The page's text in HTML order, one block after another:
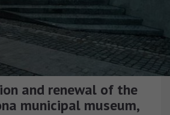
and renewal of the
municipal museum,